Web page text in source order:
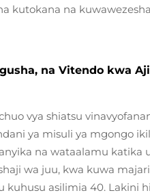
kutokana na
na Vitendo kwa
vya shiatsu
ya misuli ya mgongo
na wataalamu katika
wa juu, kwa kuwa
asilimia 40. Lakini